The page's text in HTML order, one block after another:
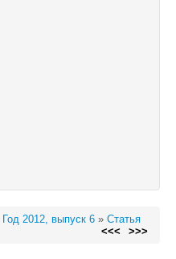
Год 2012, выпуск 6 » Статья
<<< >>>